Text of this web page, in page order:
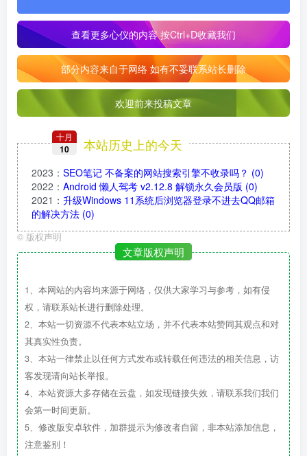
查看更多心仪的内容按Ctrl+D收藏我们
部分内容来自于网络 如有不妥联系站长删除
欢迎前来投稿文章
十月
10 本站历史上的今天
2023 ： SEO笔记 不备案的网站搜索引擎不收录吗？ (0)
2022 ： Android 懒人驾考 v2.12.8 解锁永久会员版 (0)
2021 ： 升级Windows 11系统后浏览器登录不进去QQ邮箱
的解决方法 (0)
© 版权声明
文章版权声明
1、本网站的内容均来源于网络，仅供大家学习与参考，如有侵
权，请联系站长进行删除处理。
2、本站一切资源不代表本站立场，并不代表本站赞同其观点和对
其真实性负责。
3、本站一律禁止以任何方式发布或转载任何违法的相关信息，访
客发现请向站长举报。
4、本站资源大多存储在云盘，如发现链接失效，请联系我们我们
会第一时间更新。
5、修改版安卓软件，加群提示为修改者自留，非本站添加信息，
注意鉴别！